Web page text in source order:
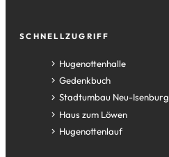
SCHNELLZUGRIFF
Hugenottenhalle
(Öffnet
in
einem
neuen
Tab)
Gedenkbuch
(Öffnet
in
einem
neuen
Stadtumbau Neu-Isenburg
(Öffnet
in
einem
Haus zum Löwen
(Öffnet
in Hugenottenlauf
(Öffnet